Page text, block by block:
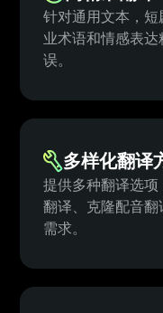
针对通用文本，
业术语和情感表
误。
多样化翻译
提供多种翻译选
翻译、克隆配音
需求。